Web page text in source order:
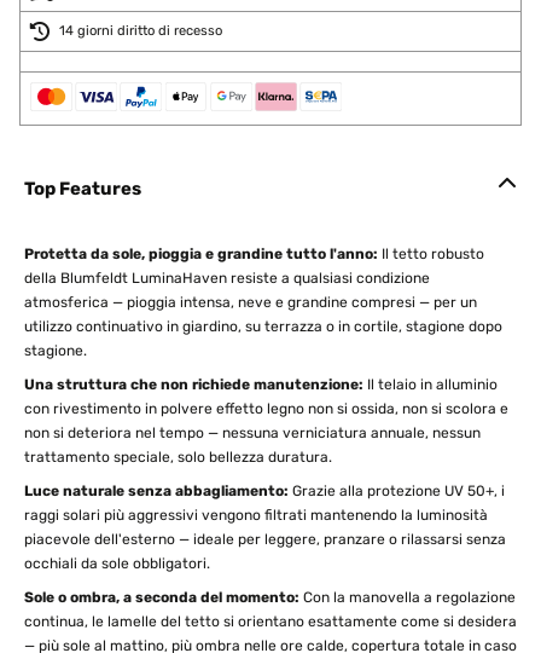
14 giorni diritto di recesso
Top Features
Protetta da sole, pioggia e grandine tutto l'anno: Il tetto robusto
della Blumfeldt LuminaHaven resiste a qualsiasi condizione
atmosferica — pioggia intensa, neve e grandine compresi — per un
utilizzo continuativo in giardino, su terrazza o in cortile, stagione dopo
stagione.
Una struttura che non richiede manutenzione: Il telaio in alluminio
con rivestimento in polvere effetto legno non si ossida, non si scolora e
non si deteriora nel tempo — nessuna verniciatura annuale, nessun
trattamento speciale, solo bellezza duratura.
Luce naturale senza abbagliamento: Grazie alla protezione UV 50+, i
raggi solari più aggressivi vengono filtrati mantenendo la luminosità
piacevole dell'esterno — ideale per leggere, pranzare o rilassarsi senza
occhiali da sole obbligatori.
Sole o ombra, a seconda del momento: Con la manovella a regolazione
continua, le lamelle del tetto si orientano esattamente come si desidera
— più sole al mattino, più ombra nelle ore calde, copertura totale in caso